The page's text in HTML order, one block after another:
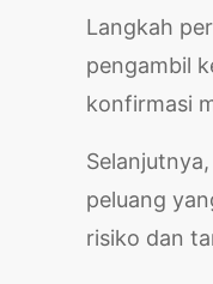
Langkah
pengambil
konfirmasi
peluang
risiko dan